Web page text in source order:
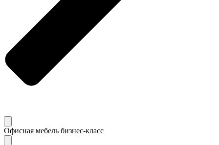
Офисная мебель бизнес-класс